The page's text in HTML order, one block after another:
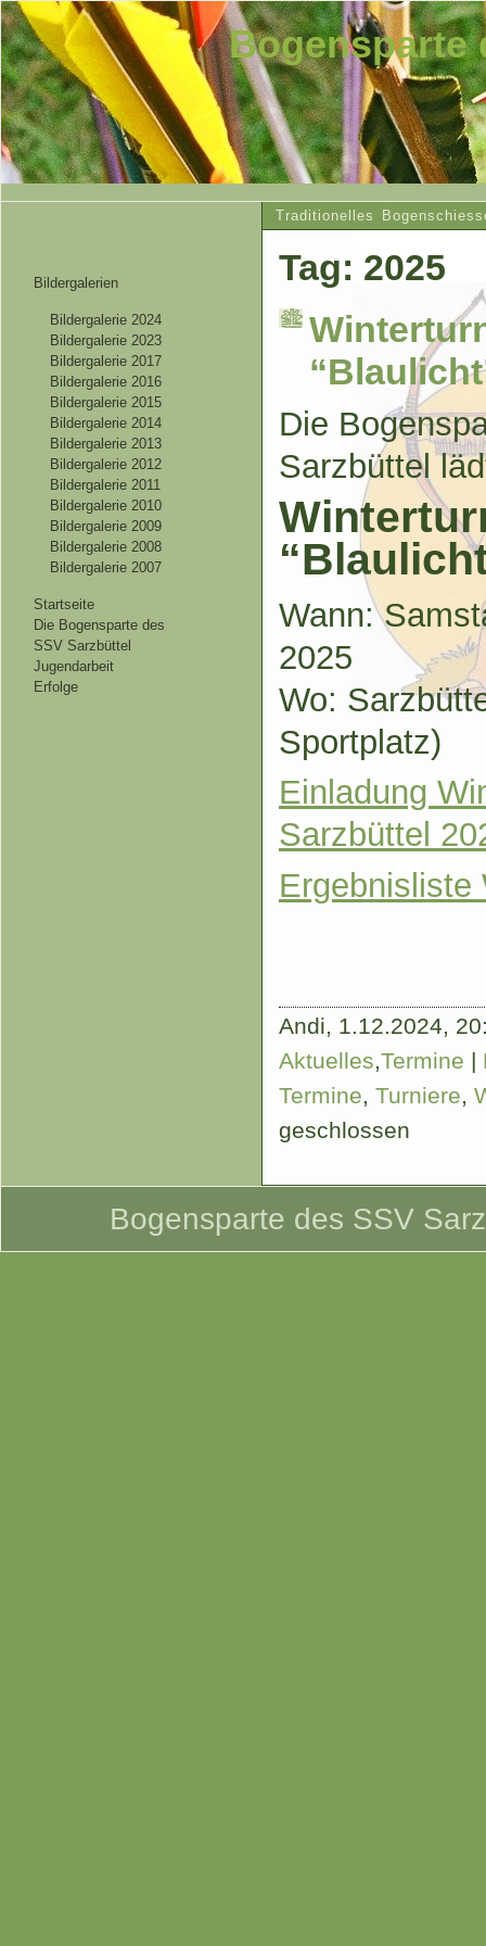
Bogensparte
Traditionelles
Bildergalerien
Bildergalerie 2024
Bildergalerie 2023
Bildergalerie 2017
Bildergalerie 2016
Bildergalerie 2015
Bildergalerie 2014
Bildergalerie 2013
Bildergalerie 2012
Bildergalerie 2011
Bildergalerie 2010
Bildergalerie 2009
Bildergalerie 2008
Bildergalerie 2007
Startseite
Die Bogensparte des
SSV Sarzbüttel
Jugendarbeit
Erfolge
Tag: 2025
Die
Sarzbüttel
Wann:
2025
Wo:
Sportplatz)
Einladung
Sarzbüttel
Ergebnisliste
Andi, 1.12.2024,
Aktuelles,Termine |
Termine, Turniere,
geschlossen
Bogensparte des SSV